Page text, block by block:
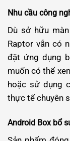
Nhu cầu công
Dù sở hữu
Raptor vẫn có
đặt ứng dụng
muốn có thể
hoặc sử dụng
thực tế chuyên
Android Box bổ